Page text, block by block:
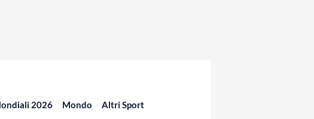
2026 Mondo Altri Sport